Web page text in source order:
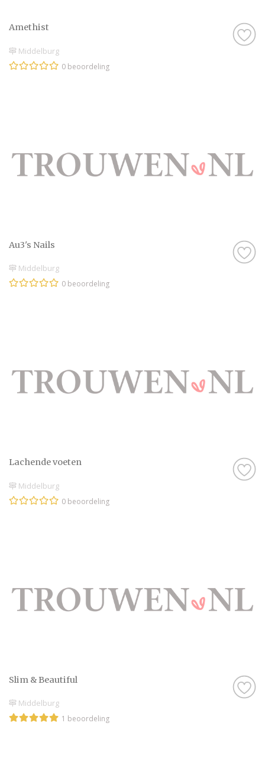
Amethist
Middelburg
0 beoordeling
Au3's Nails
Middelburg
0 beoordeling
Lachende voeten
Middelburg
0 beoordeling
Slim & Beautiful
Middelburg
1 beoordeling